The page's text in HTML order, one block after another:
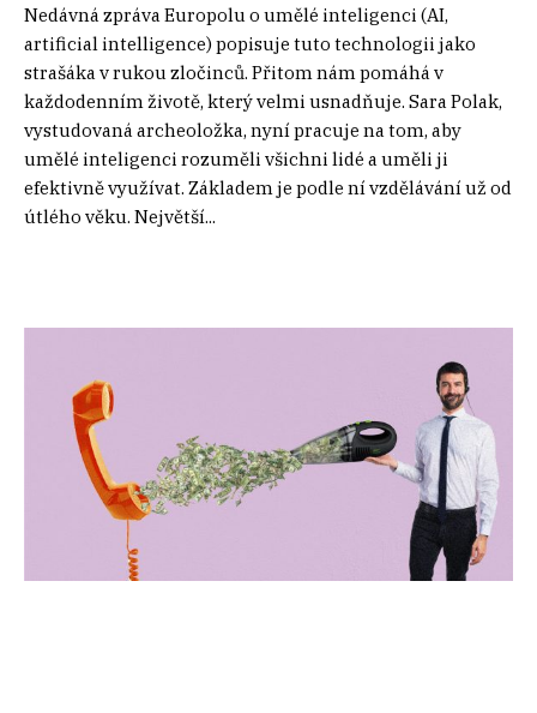
Nedávná zpráva Europolu o umělé inteligenci (AI,
artificial intelligence) popisuje tuto technologii jako
strašáka v rukou zločinců. Přitom nám pomáhá v
každodenním životě, který velmi usnadňuje. Sara Polak,
vystudovaná archeoložka, nyní pracuje na tom, aby
umělé inteligenci rozuměli všichni lidé a uměli ji
efektivně využívat. Základem je podle ní vzdělávání už od
útlého věku. Největší...